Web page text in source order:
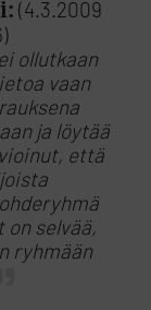
(4.3.2009
ollutkaan
vaan
ja löytää
että
on selvää,
ryhmään